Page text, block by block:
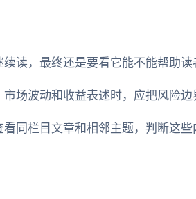
读，最终还是要看它能不能帮助读
场波动和收益表述时，应把风险
同栏目文章和相邻主题，判断这些